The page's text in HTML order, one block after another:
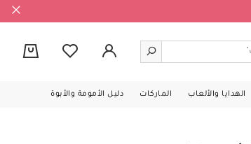
الهدايا والألعاب الماركات دليل الأمومة والأبوة